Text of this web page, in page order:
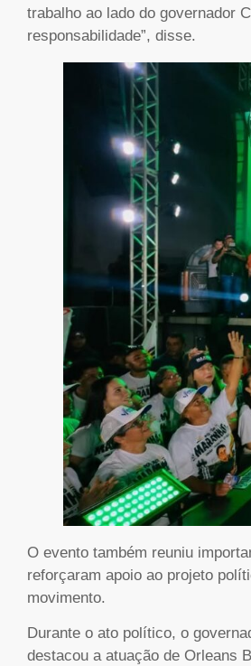
trabalho ao lado do governador
responsabilidade”, disse.
O evento também reuniu
reforçaram apoio ao projeto
movimento.
Durante o ato político, o
destacou a atuação de Orleans